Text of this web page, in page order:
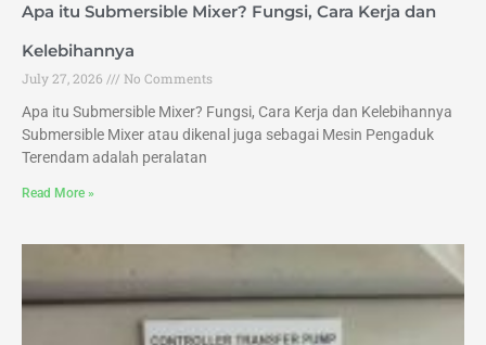
Apa itu Submersible Mixer? Fungsi, Cara Kerja dan
Kelebihannya
July 27, 2026
No Comments
Apa itu Submersible Mixer? Fungsi, Cara Kerja dan Kelebihannya
Submersible Mixer atau dikenal juga sebagai Mesin Pengaduk
Terendam adalah peralatan
Read More »